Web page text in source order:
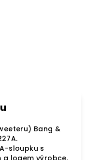
Bang &
sloupku s
a logem výrobce.